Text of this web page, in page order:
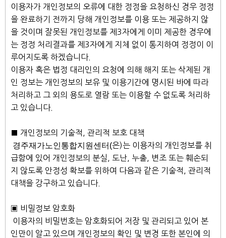
이용자가 개인정보의 오류에 대한 정정을 요청하신 경우 정정
을 완료하기 전까지 당해 개인정보를 이용 또는 제공하지 않
을 것이며 잘못된 개인정보를 제3자에게 이미 제공한 경우에
는 정정 처리결과를 제3자에게 지체 없이 통지하여 정정이 이
루어지도록 하겠습니다.
이용자 혹은 법정 대리인의 요청에 의해 해지 또는 삭제된 개
인 정보는 개인정보의 보유 및 이용기간에 명시된 바에 따라
처리하고 그 외의 용도로 열람 또는 이용할 수 없도록 처리하
고 있습니다.
■ 개인정보의 기술적, 관리적 보호 대책
경주재가노인통합지원센터(은)는 이용자의 개인정보를 취
급함에 있어 개인정보의 분실, 도난, 누출, 변조 또는 훼손되
지 않도록 안정성 확보를 위하여 다음과 같은 기술적, 관리적
대책을 강구하고 있습니다.
▣ 비밀정보 암호화
이용자의 비밀번호는 암호화되어 저장 및 관리되고 있어 본
인만이 알고 있으며 개인정보의 확인 및 변경 또한 본인에 의